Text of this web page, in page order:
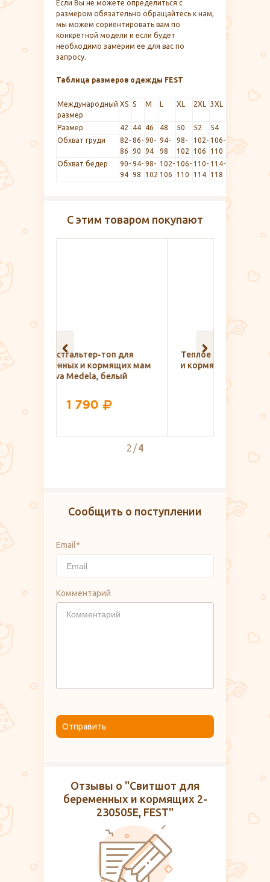
Если Вы не можете определиться с
размером обязательно обращайтесь к нам,
мы можем сориентировать вам по
конкретной модели и если будет
необходимо замерим ее для вас по
запросу.
Таблица размеров одежды FEST
Международный
размер
XS S M L XL 2XL 3XL
Размер 42 44 46 48 50 52
54
Обхват груди
82-
86
86-
90
90-
94
94-
98
98-
102
102-
106
106-
110
Обхват бедер
90-
94
94-
98
98-
102
102-
106
106-
110
110-
114
114-
118
С этим товаром покупают
для
мам
Теплое платье для беременных
и кормящих FEST, темно-серый
Пакет
2 4
Сообщить о поступлении
Email*
Комментарий
Отправить
Отзывы о "Свитшот для
беременных и кормящих 2-
230505Е, FEST"